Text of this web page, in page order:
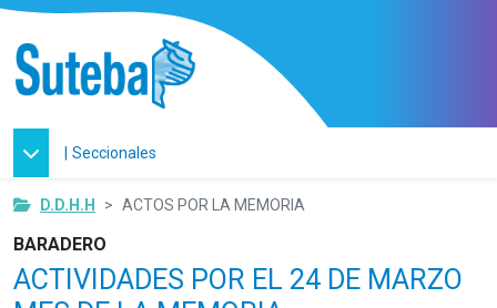
| Seccionales
D.D.H.H ACTOS POR LA MEMORIA
BARADERO
ACTIVIDADES POR EL 24 DE MARZO